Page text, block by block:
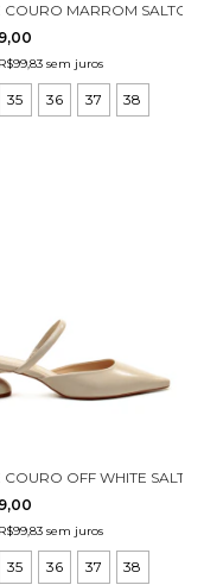
2880001-9
COURO MARROM SALTO
R$99,83 sem juros
35 36 37 38
3072001-1
COURO OFF WHITE
R$99,83 sem juros
35 36 37 38